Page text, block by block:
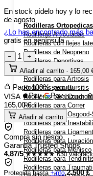
Rodilleras Ortopedicas
Rodilleras Articuladas
Rodilleras con flejes
Rodilleras de Neopreno
Rodilleras Deportivas
Rodilleras
Rodilleras para Artrosis
Rodilleras para Bursitis
Rodilleras para
Rodilleras para Correr
Rodilleras para
Rodilleras para
Rodilleras para
Rodilleras para
Rodilleras para Menisco
Rodilleras para
Rodilleras para
En stock pídelo hoy y lo
de agosto
¿Lo has encontrado más
gratis en península
− 1
+
Añadir al carrito · 165,00
Pago 100% seguro
VISA
Pay Pay bizum
165,00€
Añadir al carrito
Compra sin riesgo
Garantía Trusted Shops
4,87/5 ★★★★★630
Protegida hasta+info 2.500 €